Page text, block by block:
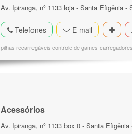
Av. Ipiranga, nº 1133 loja - Santa Efigênia -
Telefones E-mail
pilhas recarregáveis controle de games
Acessórios
Av. Ipiranga, nº 1133 box 0 - Santa